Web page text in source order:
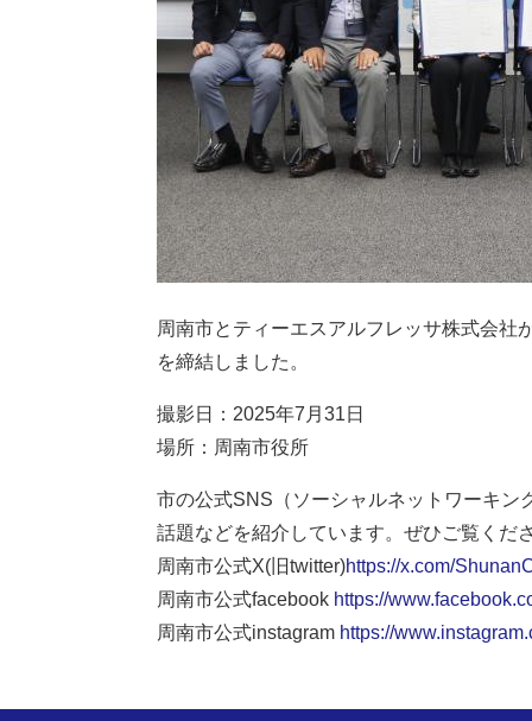
周南市とティーエスアルフレッサ株式会社
を締結しました。
撮影日：2025年7月31日
場所：周南市役所
市の公式SNS（ソーシャルネットワーキン
話題などを紹介しています。ぜひご覧くだ
周南市公式X(旧twitter)https://x.com/
周南市公式facebook https://
周南市公式instagram https://